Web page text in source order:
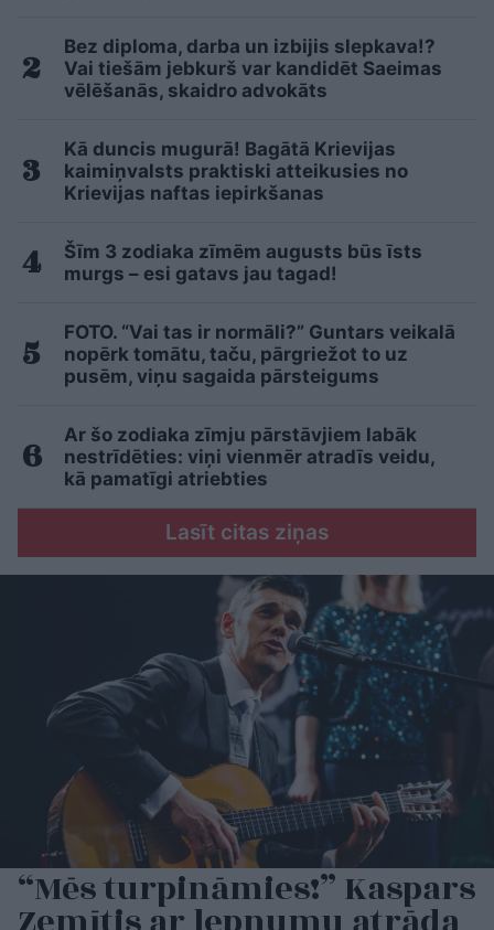
Bez diploma, darba un izbijis slepkava!?
Vai tiešām jebkurš var kandidēt Saeimas
vēlēšanās, skaidro advokāts
Kā duncis mugurā! Bagātā Krievijas
kaimiņvalsts praktiski atteikusies no
Krievijas naftas iepirkšanas
Šīm 3 zodiaka zīmēm augusts būs īsts
murgs – esi gatavs jau tagad!
FOTO. “Vai tas ir normāli?” Guntars veikalā
nopērk tomātu, taču, pārgriežot to uz
pusēm, viņu sagaida pārsteigums
Ar šo zodiaka zīmju pārstāvjiem labāk
nestrīdēties: viņi vienmēr atradīs veidu,
kā pamatīgi atriebties
Lasīt citas ziņas
“Mēs turpināmies!” Kaspars